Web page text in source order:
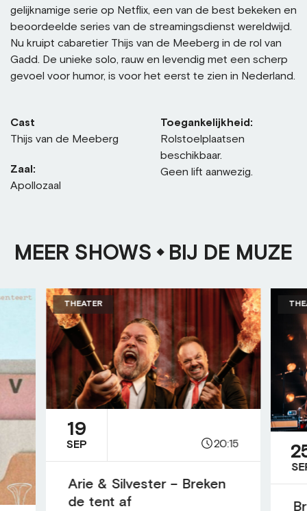
gelijknamige serie op Netflix, een van de best bekeken en
beoordeelde series van de streamingsdienst wereldwijd.
Nu kruipt cabaretier Thijs van de Meeberg in de rol van
Gadd. De unieke solo, rauw en levendig met een scherp
gevoel voor humor, is voor het eerst te zien in Nederland.
Cast
Thijs van de Meeberg
Zaal:
Apollozaal
Toegankelijkheid:
Rolstoelplaatsen
beschikbaar.
Geen lift aanwezig.
MEER SHOWS BIJ DE MUZE
THEATER
19
SEP 20:15
Arie & Silvester – Breken
de tent af